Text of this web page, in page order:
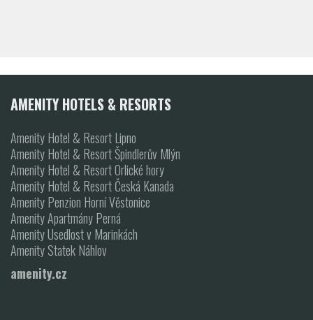
AMENITY HOTELS & RESORTS
Amenity Hotel & Resort Lipno
Amenity Hotel & Resort Špindlerův Mlýn
Amenity Hotel & Resort Orlické hory
Amenity Hotel & Resort Česká Kanada
Amenity Penzion Horní Věstonice
Amenity Apartmány Perná
Amenity Usedlost v Marinkách
Amenity Statek Náhlov
amenity.cz